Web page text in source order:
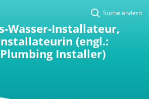
Suche ändern
Wasser-Installateur,
(engl.:
Installer)